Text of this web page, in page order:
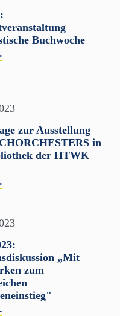
Buchwoche
zur Ausstellung
in
der HTWK
„Mit
zum